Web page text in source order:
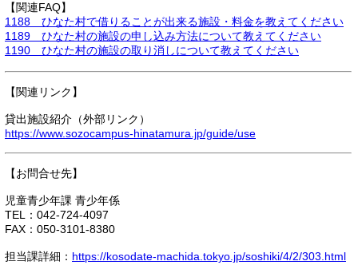
【関連FAQ】
1188 ひなた村で借りることが出来る施設・料金を教えてください
1189 ひなた村の施設の申し込み方法について教えてください
1190 ひなた村の施設の取り消しについて教えてください
【関連リンク】
貸出施設紹介（外部リンク）
https://www.sozocampus-hinatamura.jp/guide/use
【お問合せ先】
児童青少年課 青少年係
TEL：042-724-4097
FAX：050-3101-8380
担当課詳細： https://kosodate-machida.tokyo.jp/soshiki/4/2/303.html